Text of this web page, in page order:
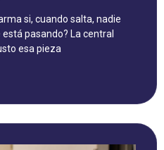
si, cuando salta, nadie
pasando? La central
esa pieza